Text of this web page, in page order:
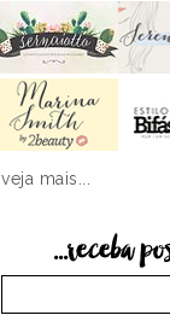
veja mais...
...receba